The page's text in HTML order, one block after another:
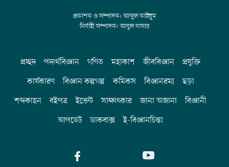
প্রকাশক ও সম্পাদক: আব্দুল কাইয়ুম
নির্বাহী সম্পাদক: আবুল বাসার
প্রচ্ছদ পদার্থবিজ্ঞান গণিত মহাকাশ জীববিজ্ঞান
প্রযুক্তি
কার্যকারণ
বিজ্ঞান কল্পগল্প কমিকস বিজ্ঞানরম্য
ছড়া
শব্দকাহন
বইপত্র ইভেন্ট সাক্ষাৎকার জানা অজানা
বিজ্ঞানী
আপডেট
ডাকবাক্স ই-বিজ্ঞানচিন্তা